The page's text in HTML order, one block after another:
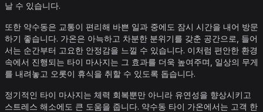
날 수 있습니다.
또한 약수동은 교통이 편리해 바쁜 일과 중에도 잠시 시간을 내어 방문
하기 좋습니다. 가온은 아늑하고 차분한 분위기를 갖춘 공간으로, 들어
서는 순간부터 고요한 안정감을 느낄 수 있습니다. 이처럼 편안한 환경
속에서 진행되는 타이 마사지는 그 효과를 더욱 높여주며, 일상의 무게
를 내려놓고 오롯이 휴식을 취할 수 있도록 돕습니다.
정기적인 타이 마사지는 체력 회복뿐만 아니라 유연성을 향상시키고
스트레스 해소에도 큰 도움을 줍니다. 약수동 타이 가온에서는 고객 한